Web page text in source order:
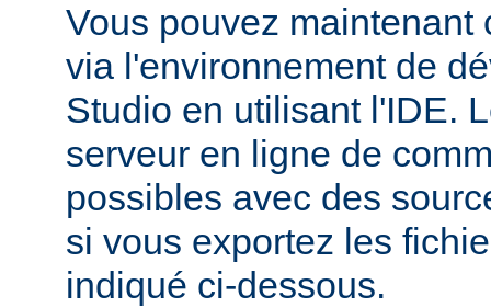
Vous pouvez maintenant
via l'environnement de
Studio en utilisant l'IDE.
serveur en ligne de
possibles avec des
si vous exportez les
indiqué ci-dessous.